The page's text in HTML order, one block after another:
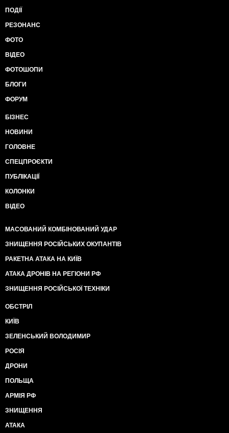
ПОДІЇ
РЕЗОНАНС
ФОТО
ВІДЕО
ФОТОШОПИ
БЛОГИ
ФОРУМ
БІЗНЕС
НОВИНИ
ГОЛОВНЕ
СПЕЦПРОЄКТИ
ПУБЛІКАЦІЇ
КОЛОНКИ
ВІДЕО
МАСОВАНИЙ КОМБІНОВАНИЙ УДАР
ЗНИЩЕННЯ РОСІЙСЬКИХ ОКУПАНТІВ
РАКЕТНА АТАКА НА КИЇВ
АТАКА ДРОНІВ НА РЕГІОНИ РФ
ЗНИЩЕННЯ РОСІЙСЬКОЇ ТЕХНІКИ
ОБСТРІЛ
КИЇВ
ЗЕЛЕНСЬКИЙ ВОЛОДИМИР
РОСІЯ
ДРОНИ
ПОЛЬЩА
АРМІЯ РФ
ЗНИЩЕННЯ
АТАКА